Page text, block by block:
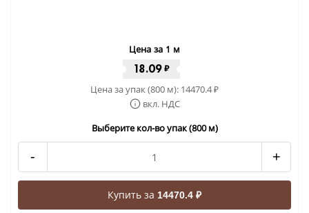
Цена за 1 м
18.09 ₽
Цена за упак (800 м): 14470.4₽
вкл. НДС
Выберите кол-во упак (800 м)
- +
Купить за 14470.4 ₽